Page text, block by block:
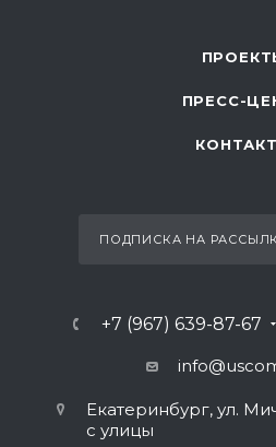
ПРЕСС-
ПОДПИСКА НА
+7 (967) 639-87-67
Екатеринбург, ул.
с улицы